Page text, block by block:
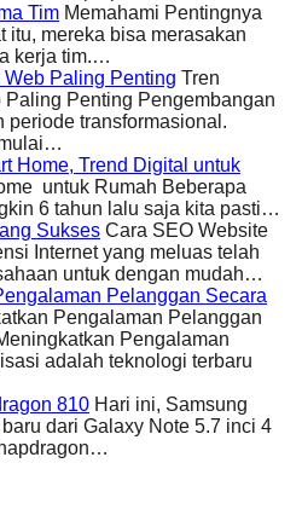
Tim Memahami Pentingnya
itu, mereka bisa merasakan
kerja tim.…
Paling Penting Tren
Paling Penting Pengembangan
periode transformasional.
Home, Trend Digital untuk
untuk Rumah Beberapa
6 tahun lalu saja kita pasti…
Sukses Cara SEO Website
Internet yang meluas telah
untuk dengan mudah…
Pelanggan Secara
Pengalaman Pelanggan
Pengalaman
adalah teknologi terbaru
810 Hari ini, Samsung
dari Galaxy Note 5.7 inci 4